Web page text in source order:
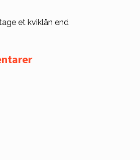
et kviklån end